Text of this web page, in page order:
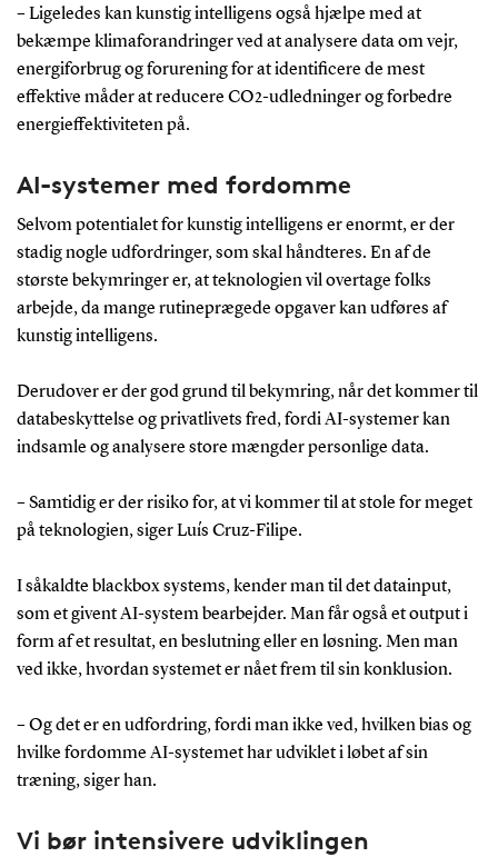
– Ligeledes kan kunstig intelligens også hjælpe med at
bekæmpe klimaforandringer ved at analysere data om vejr,
energiforbrug og forurening for at identificere de mest
effektive måder at reducere CO2-udledninger og forbedre
energieffektiviteten på.
AI-systemer med fordomme
Selvom potentialet for kunstig intelligens er enormt, er der
stadig nogle udfordringer, som skal håndteres. En af de
største bekymringer er, at teknologien vil overtage folks
arbejde, da mange rutineprægede opgaver kan udføres af
kunstig intelligens.
Derudover er der god grund til bekymring, når det kommer til
databeskyttelse og privatlivets fred, fordi AI-systemer kan
indsamle og analysere store mængder personlige data.
– Samtidig er der risiko for, at vi kommer til at stole for meget
på teknologien, siger Luís Cruz-Filipe.
I såkaldte blackbox systems, kender man til det datainput,
som et givent AI-system bearbejder. Man får også et output i
form af et resultat, en beslutning eller en løsning. Men man
ved ikke, hvordan systemet er nået frem til sin konklusion.
– Og det er en udfordring, fordi man ikke ved, hvilken bias og
hvilke fordomme AI-systemet har udviklet i løbet af sin
træning, siger han.
Vi bør intensivere udviklingen